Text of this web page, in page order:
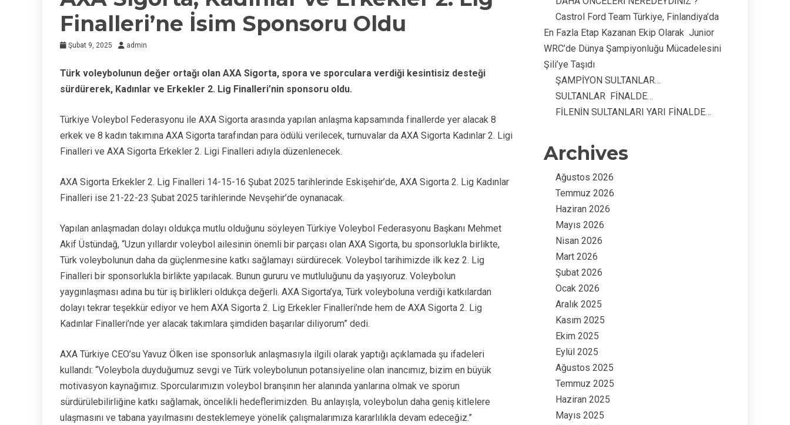
Finalleri’ne İsim Sponsoru Oldu
Şubat 9, 2025 admin
Türk voleybolunun değer ortağı olan AXA Sigorta, spora ve sporculara verdiği kesintisiz desteği
sürdürerek, Kadınlar ve Erkekler 2. Lig Finalleri’nin sponsoru oldu.
Türkiye Voleybol Federasyonu ile AXA Sigorta arasında yapılan anlaşma kapsamında finallerde yer alacak 8
erkek ve 8 kadın takımına AXA Sigorta tarafından para ödülü verilecek, turnuvalar da AXA Sigorta Kadınlar 2. Ligi
Finalleri ve AXA Sigorta Erkekler 2. Ligi Finalleri adıyla düzenlenecek.
AXA Sigorta Erkekler 2. Lig Finalleri 14-15-16 Şubat 2025 tarihlerinde Eskişehir’de, AXA Sigorta 2. Lig Kadınlar
Finalleri ise 21-22-23 Şubat 2025 tarihlerinde Nevşehir’de oynanacak.
Yapılan anlaşmadan dolayı oldukça mutlu olduğunu söyleyen Türkiye Voleybol Federasyonu Başkanı Mehmet
Akif Üstündağ, “Uzun yıllardır voleybol ailesinin önemli bir parçası olan AXA Sigorta, bu sponsorlukla birlikte,
Türk voleybolunun daha da güçlenmesine katkı sağlamayı sürdürecek. Voleybol tarihimizde ilk kez 2. Lig
Finalleri bir sponsorlukla birlikte yapılacak. Bunun gururu ve mutluluğunu da yaşıyoruz. Voleybolun
yaygınlaşması adına bu tür iş birlikleri oldukça değerli. AXA Sigorta’ya, Türk voleyboluna verdiği katkılardan
dolayı tekrar teşekkür ediyor ve hem AXA Sigorta 2. Lig Erkekler Finalleri’nde hem de AXA Sigorta 2. Lig
Kadınlar Finalleri’nde yer alacak takımlara şimdiden başarılar diliyorum” dedi.
AXA Türkiye CEO’su Yavuz Ölken ise sponsorluk anlaşmasıyla ilgili olarak yaptığı açıklamada şu ifadeleri
kullandı: “Voleybola duyduğumuz sevgi ve Türk voleybolunun potansiyeline olan inancımız, bizim en büyük
motivasyon kaynağımız. Sporcularımızın voleybol branşının her alanında yanlarına olmak ve sporun
sürdürülebilirliğine katkı sağlamak, öncelikli hedeflerimizden. Bu anlayışla, voleybolun daha geniş kitlelere
ulaşmasını ve tabana yayılmasını desteklemeye yönelik çalışmalarımıza kararlılıkla devam edeceğiz.”
Castrol Ford Team Türkiye, Finlandiya’da
En Fazla Etap Kazanan Ekip Olarak Junior
WRC’de Dünya Şampiyonluğu Mücadelesini
Şili’ye Taşıdı
ŞAMPİYON SULTANLAR…
SULTANLAR FİNALDE…
FİLENİN SULTANLARI YARI FİNALDE…
Archives
Ağustos 2026
Temmuz 2026
Haziran 2026
Mayıs 2026
Nisan 2026
Mart 2026
Şubat 2026
Ocak 2026
Aralık 2025
Kasım 2025
Ekim 2025
Eylül 2025
Ağustos 2025
Temmuz 2025
Haziran 2025
Mayıs 2025